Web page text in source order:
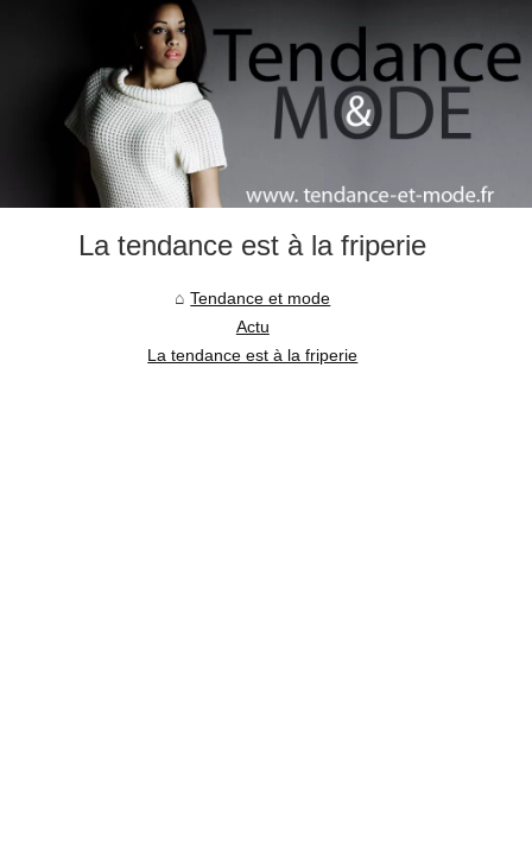
La tendance est à la friperie
Tendance et mode
Actu
La tendance est à la friperie